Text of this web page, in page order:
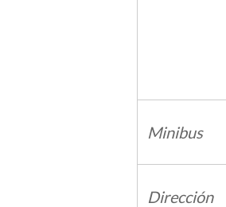
Minibus
Dirección